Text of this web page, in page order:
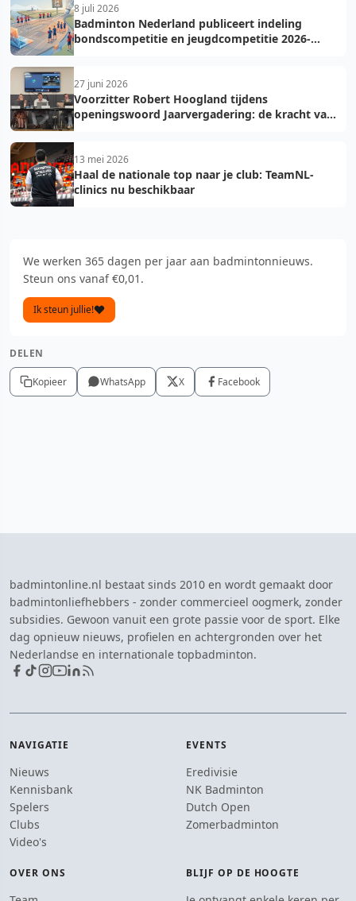
8 juli 2026
Badminton Nederland publiceert indeling
bondscompetitie en jeugdcompetitie 2026-
27 juni 2026
Voorzitter Robert Hoogland tijdens
openingswoord Jaarvergadering: de kracht van
13 mei 2026
Haal de nationale top naar je club: TeamNL-
clinics nu beschikbaar
We werken 365 dagen per jaar aan badmintonnieuws.
Steun ons vanaf €0,01.
Ik steun jullie!
DELEN
Kopieer WhatsApp X Facebook
badmintonline.nl bestaat sinds 2010 en wordt gemaakt door
badmintonliefhebbers - zonder commercieel oogmerk, zonder
subsidies. Gewoon vanuit een grote passie voor de sport. Elke
dag opnieuw nieuws, profielen en achtergronden over het
Nederlandse en internationale topbadminton.
NAVIGATIE
Nieuws
Kennisbank
Spelers
Clubs
Video's
EVENTS
Eredivisie
NK Badminton
Dutch Open
Zomerbadminton
OVER ONS BLIJF OP DE HOOGTE